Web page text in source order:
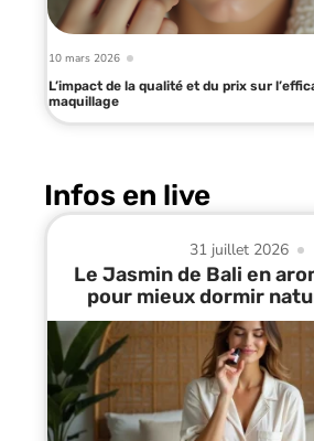
10 mars 2026
L’impact de la qualité et du prix sur
maquillage
Infos en live
31 juillet 2026
Le Jasmin de Bali en
pour mieux dormir